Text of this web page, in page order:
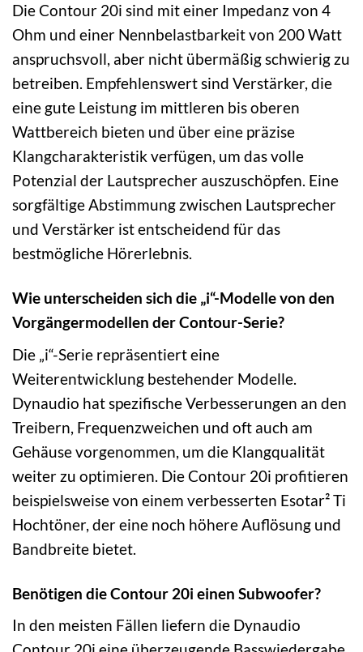
Die Contour 20i sind mit einer Impedanz von 4
Ohm und einer Nennbelastbarkeit von 200 Watt
anspruchsvoll, aber nicht übermäßig schwierig zu
betreiben. Empfehlenswert sind Verstärker, die
eine gute Leistung im mittleren bis oberen
Wattbereich bieten und über eine präzise
Klangcharakteristik verfügen, um das volle
Potenzial der Lautsprecher auszuschöpfen. Eine
sorgfältige Abstimmung zwischen Lautsprecher
und Verstärker ist entscheidend für das
bestmögliche Hörerlebnis.
Wie unterscheiden sich die „i“-Modelle von den
Vorgängermodellen der Contour-Serie?
Die „i“-Serie repräsentiert eine
Weiterentwicklung bestehender Modelle.
Dynaudio hat spezifische Verbesserungen an den
Treibern, Frequenzweichen und oft auch am
Gehäuse vorgenommen, um die Klangqualität
weiter zu optimieren. Die Contour 20i profitieren
beispielsweise von einem verbesserten Esotar² Ti
Hochtöner, der eine noch höhere Auflösung und
Bandbreite bietet.
Benötigen die Contour 20i einen Subwoofer?
In den meisten Fällen liefern die Dynaudio